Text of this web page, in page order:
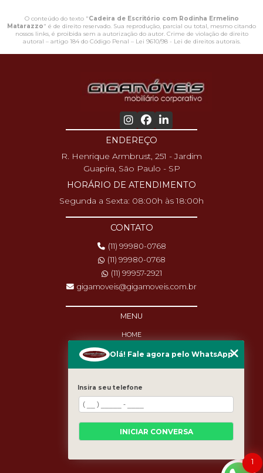
O conteúdo do texto "Cadeira de Escritório com Rodinha Ermelino
Matarazzo" é de direito reservado. Sua reprodução, parcial ou total, mesmo citando
nossos links, é proibida sem a autorização do autor. Crime de violação de direito
autoral – artigo 184 do Código Penal – Lei 9610/98 - Lei de direitos autorais.
ENDEREÇO
R. Henrique Armbrust, 251 - Jardim
Guapira, São Paulo - SP
HORÁRIO DE ATENDIMENTO
Segunda a Sexta: 08:00h às 18:00h
CONTATO
(11) 99980-0768
(11) 99980-0768
(11) 99957-2921
gigamoveis@gigamoveis.com.br
MENU
HOME
PRODUTOS
MANUTENÇÃO
CASES
MAPA DO SITE
1
Olá! Fale agora pelo WhatsApp
Insira seu telefone
INICIAR CONVERSA